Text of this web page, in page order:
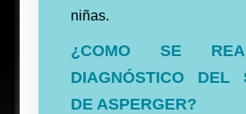
niñas.
¿COMO SE
DIAGNÓSTICO DEL
DE ASPERGER?